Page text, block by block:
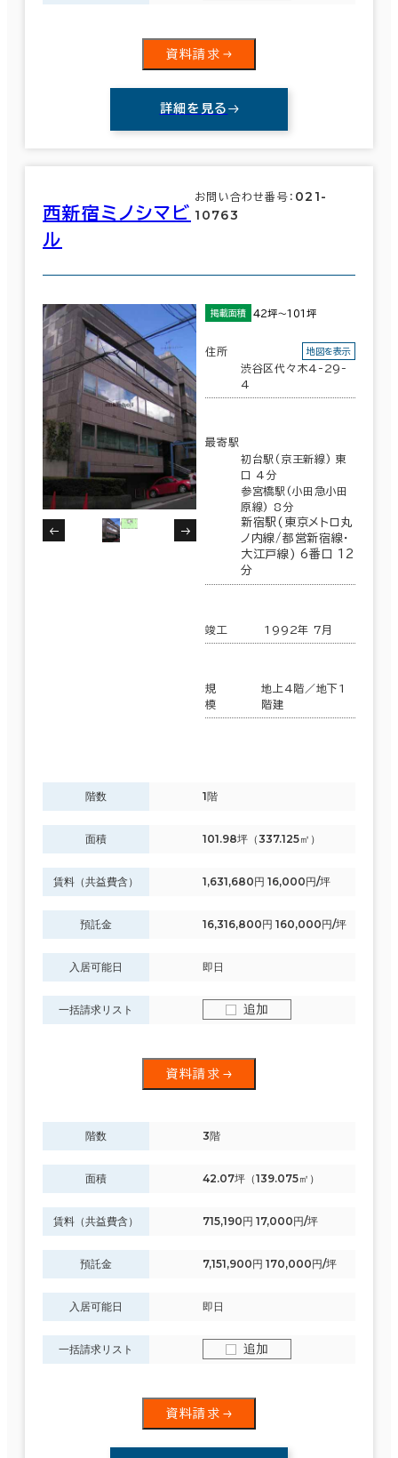
資料請求
詳細を見る
西新宿ミノシマビ
ル
お問い合わせ番号： 021-
10763
掲載面積 42坪～101坪
住所
渋谷区代々木4-29-
4
地図を表示
最寄駅
初台駅(京王新線) 東
口 4分
参宮橋駅(小田急小田
原線) 8分
新宿駅(東京メトロ丸
ノ内線/都営新宿線･
大江戸線) 6番口 12
分
竣工 1992年 7月
規
模
地上4階／地下1
階建
階数 1階
面積 101.98坪（337.125㎡）
賃料（共益費含） 1,631,680円 16,000円/坪
預託金 16,316,800円 160,000円/坪
入居可能日 即日
一括請求リスト 追加
資料請求
階数 3階
面積 42.07坪（139.075㎡）
賃料（共益費含） 715,190円 17,000円/坪
預託金 7,151,900円 170,000円/坪
入居可能日 即日
一括請求リスト 追加
資料請求